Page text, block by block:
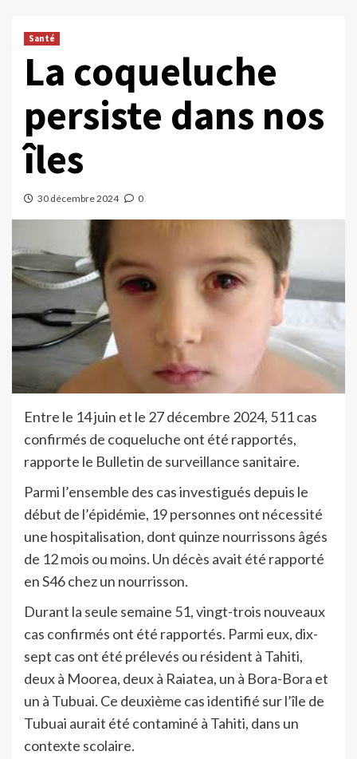
Santé
La coqueluche
persiste dans nos
îles
30 décembre 2024 0
Entre le 14 juin et le 27 décembre 2024, 511 cas
confirmés de coqueluche ont été rapportés,
rapporte le Bulletin de surveillance sanitaire.
Parmi l’ensemble des cas investigués depuis le
début de l’épidémie, 19 personnes ont nécessité
une hospitalisation, dont quinze nourrissons âgés
de 12 mois ou moins. Un décès avait été rapporté
en S46 chez un nourrisson.
Durant la seule semaine 51, vingt-trois nouveaux
cas confirmés ont été rapportés. Parmi eux, dix-
sept cas ont été prélevés ou résident à Tahiti,
deux à Moorea, deux à Raiatea, un à Bora-Bora et
un à Tubuai. Ce deuxième cas identifié sur l’île de
Tubuai aurait été contaminé à Tahiti, dans un
contexte scolaire.